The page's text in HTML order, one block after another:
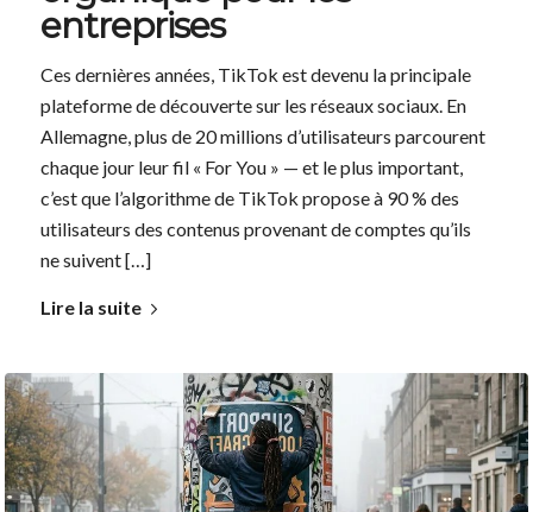
entreprises
Ces dernières années, TikTok est devenu la principale
plateforme de découverte sur les réseaux sociaux. En
Allemagne, plus de 20 millions d’utilisateurs parcourent
chaque jour leur fil « For You » — et le plus important,
c’est que l’algorithme de TikTok propose à 90 % des
utilisateurs des contenus provenant de comptes qu’ils
ne suivent […]
Lire la suite